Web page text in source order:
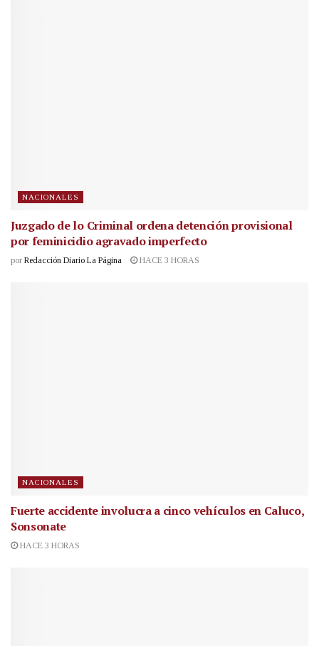
NACIONALES
Juzgado de lo Criminal ordena detención provisional
por feminicidio agravado imperfecto
por Redacción Diario La Página HACE 3 HORAS
NACIONALES
Fuerte accidente involucra a cinco vehículos en Caluco,
Sonsonate
HACE 3 HORAS